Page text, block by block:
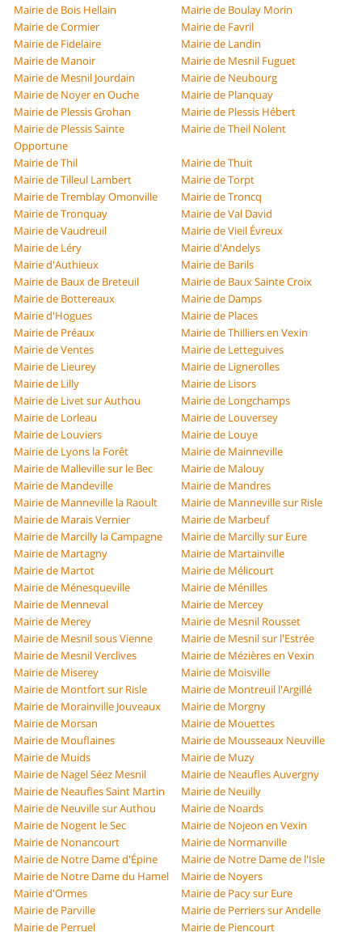
Mairie de Bois Hellain
Mairie de Boulay Morin
Mairie de Cormier
Mairie de Favril
Mairie de Fidelaire
Mairie de Landin
Mairie de Manoir
Mairie de Mesnil Fuguet
Mairie de Mesnil Jourdain
Mairie de Neubourg
Mairie de Noyer en Ouche
Mairie de Planquay
Mairie de Plessis Grohan
Mairie de Plessis Hébert
Mairie de Plessis Sainte
Opportune
Mairie de Theil Nolent
Mairie de Thil
Mairie de Thuit
Mairie de Tilleul Lambert
Mairie de Torpt
Mairie de Tremblay Omonville
Mairie de Troncq
Mairie de Tronquay
Mairie de Val David
Mairie de Vaudreuil
Mairie de Vieil Évreux
Mairie de Léry
Mairie d'Andelys
Mairie d'Authieux
Mairie de Barils
Mairie de Baux de Breteuil
Mairie de Baux Sainte Croix
Mairie de Bottereaux
Mairie de Damps
Mairie d'Hogues
Mairie de Places
Mairie de Préaux
Mairie de Thilliers en Vexin
Mairie de Ventes
Mairie de Letteguives
Mairie de Lieurey
Mairie de Lignerolles
Mairie de Lilly
Mairie de Lisors
Mairie de Livet sur Authou
Mairie de Longchamps
Mairie de Lorleau
Mairie de Louversey
Mairie de Louviers
Mairie de Louye
Mairie de Lyons la Forêt
Mairie de Mainneville
Mairie de Malleville sur le Bec
Mairie de Malouy
Mairie de Mandeville
Mairie de Mandres
Mairie de Manneville la Raoult
Mairie de Manneville sur Risle
Mairie de Marais Vernier
Mairie de Marbeuf
Mairie de Marcilly la Campagne
Mairie de Marcilly sur Eure
Mairie de Martagny
Mairie de Martainville
Mairie de Martot
Mairie de Mélicourt
Mairie de Ménesqueville
Mairie de Ménilles
Mairie de Menneval
Mairie de Mercey
Mairie de Merey
Mairie de Mesnil Rousset
Mairie de Mesnil sous Vienne
Mairie de Mesnil sur l'Estrée
Mairie de Mesnil Verclives
Mairie de Mézières en Vexin
Mairie de Miserey
Mairie de Moisville
Mairie de Montfort sur Risle
Mairie de Montreuil l'Argillé
Mairie de Morainville Jouveaux
Mairie de Morgny
Mairie de Morsan
Mairie de Mouettes
Mairie de Mouflaines
Mairie de Mousseaux Neuville
Mairie de Muids
Mairie de Muzy
Mairie de Nagel Séez Mesnil
Mairie de Neaufles Auvergny
Mairie de Neaufles Saint Martin
Mairie de Neuilly
Mairie de Neuville sur Authou
Mairie de Noards
Mairie de Nogent le Sec
Mairie de Nojeon en Vexin
Mairie de Nonancourt
Mairie de Normanville
Mairie de Notre Dame d'Épine
Mairie de Notre Dame de l'Isle
Mairie de Notre Dame du Hamel
Mairie de Noyers
Mairie d'Ormes
Mairie de Pacy sur Eure
Mairie de Parville
Mairie de Perriers sur Andelle
Mairie de Perruel
Mairie de Piencourt